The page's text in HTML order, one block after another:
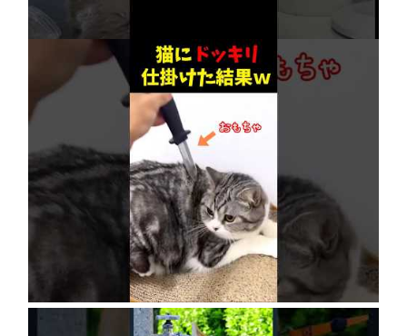
ネコにドッキリ仕掛けた結果５選 #猫のいる暮
らし #cat #面白集 #ねこ #笑ったら負け
2026年8月6日